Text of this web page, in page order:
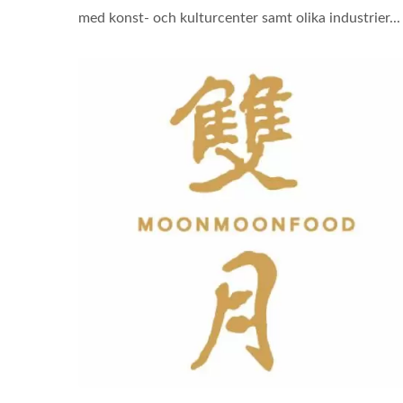
med konst- och kulturcenter samt olika industrier...